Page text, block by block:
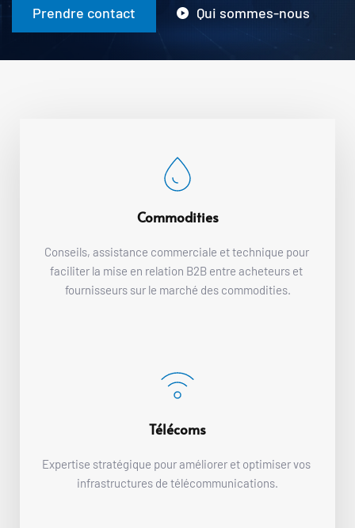
Prendre contact Qui sommes-nous
Commodities
Conseils, assistance commerciale et technique pour
faciliter la mise en relation B2B entre acheteurs et
fournisseurs sur le marché des commodities.
Télécoms
Expertise stratégique pour améliorer et optimiser vos
infrastructures de télécommunications.